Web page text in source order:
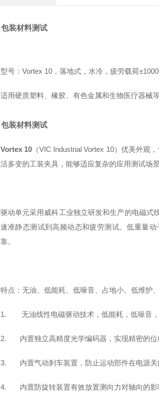
包装材料测试
型号： Vortex 10， 落地式，水冷， 疲劳载荷
适用硬质塑料、橡胶、有色金属和生物医疗器械等
包装材料测试
Vortex 10（VIC IndustrialVortex 10）优美外观
活多变的工装夹具，能够适应复杂的应用测试场
驱动单元采用威科工业独立研发和生产的电磁式
速准静态测试到高频动态和疲劳测试。低重量
靠。
特点：无油、低能耗、低噪音、占地小、低维护
1. 无油线性电磁驱动技术，低能耗，低噪音
2. 内置独立高精度光学编码器，实现精密的位
3. 内置气动刹车装置，防止运动部件在电源关
4. 内置防旋转装置有效放置测向力对轴向的影